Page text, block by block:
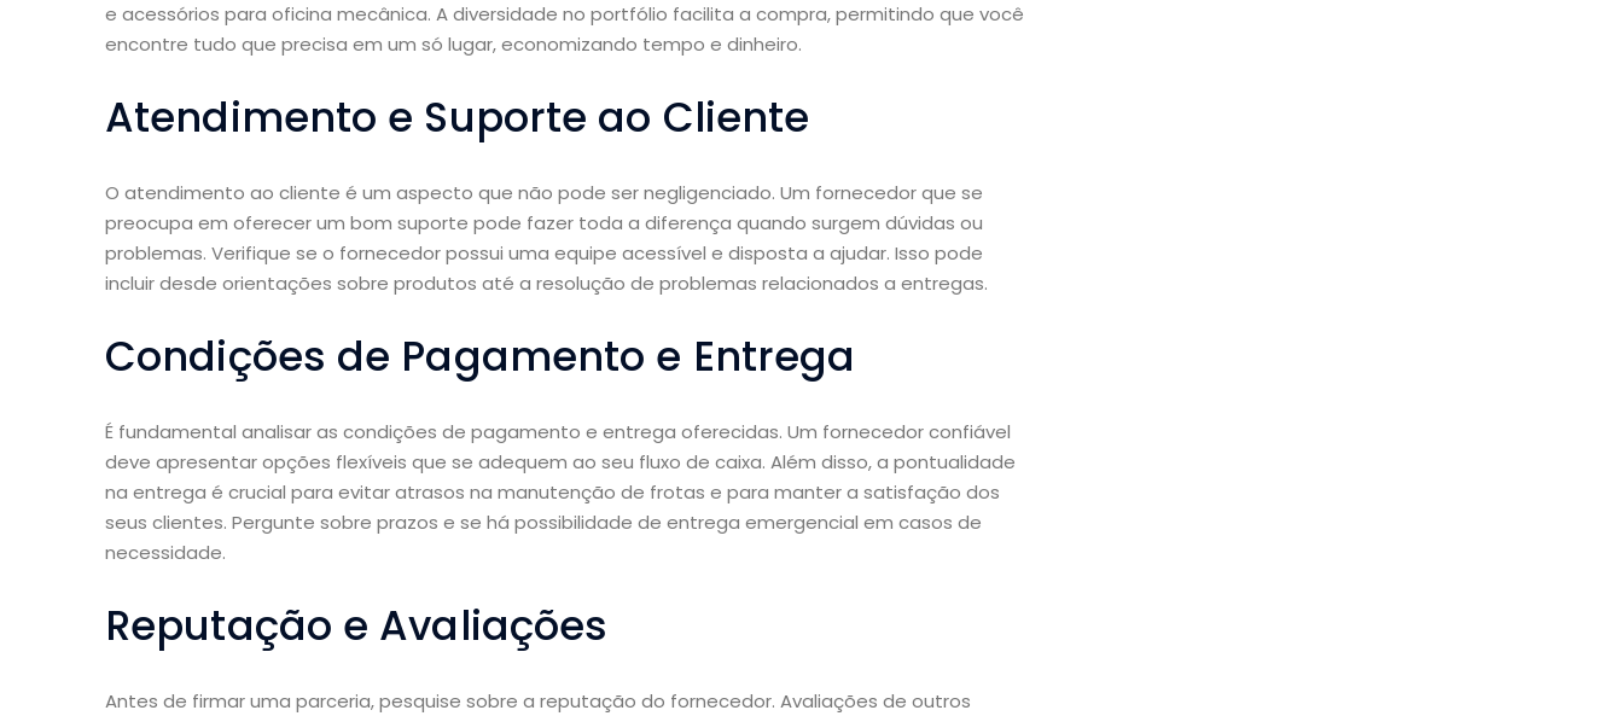
e acessórios para oficina mecânica. A diversidade no portfólio facilita a compra, permitindo que você
encontre tudo que precisa em um só lugar, economizando tempo e dinheiro.
Atendimento e Suporte ao Cliente
O atendimento ao cliente é um aspecto que não pode ser negligenciado. Um fornecedor que se
preocupa em oferecer um bom suporte pode fazer toda a diferença quando surgem dúvidas ou
problemas. Verifique se o fornecedor possui uma equipe acessível e disposta a ajudar. Isso pode
incluir desde orientações sobre produtos até a resolução de problemas relacionados a entregas.
Condições de Pagamento e Entrega
É fundamental analisar as condições de pagamento e entrega oferecidas. Um fornecedor confiável
deve apresentar opções flexíveis que se adequem ao seu fluxo de caixa. Além disso, a pontualidade
na entrega é crucial para evitar atrasos na manutenção de frotas e para manter a satisfação dos
seus clientes. Pergunte sobre prazos e se há possibilidade de entrega emergencial em casos de
necessidade.
Reputação e Avaliações
Antes de firmar uma parceria, pesquise sobre a reputação do fornecedor. Avaliações de outros